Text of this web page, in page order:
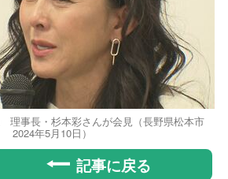
理事長・杉本彩さんが会見（長野県松本市
2024年5月10日）
記事に戻る